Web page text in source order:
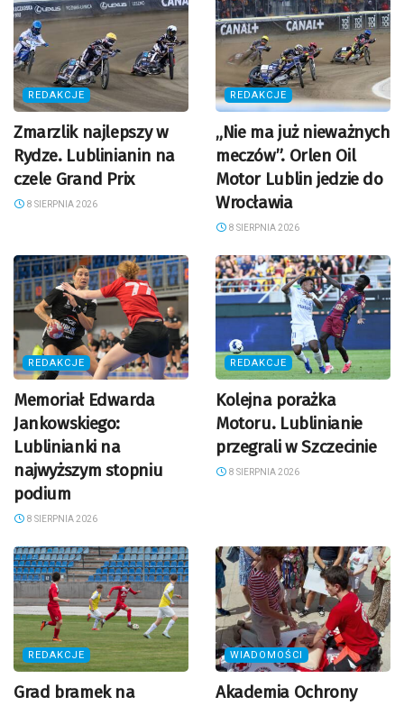
REDAKCJE
Zmarzlik najlepszy w
Rydze. Lublinianin na
czele Grand Prix
8 SIERPNIA 2026
REDAKCJE
„Nie ma już nieważnych
meczów”. Orlen Oil
Motor Lublin jedzie do
Wrocławia
8 SIERPNIA 2026
REDAKCJE
Memoriał Edwarda
Jankowskiego:
Lublinianki na
najwyższym stopniu
podium
8 SIERPNIA 2026
REDAKCJE
Kolejna porażka
Motoru. Lublinianie
przegrali w Szczecinie
8 SIERPNIA 2026
REDAKCJE
Grad bramek na
WIADOMOŚCI
Akademia Ochrony